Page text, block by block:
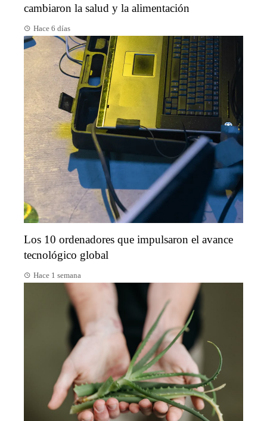
cambiaron la salud y la alimentación
Hace 6 días
Los 10 ordenadores que impulsaron el avance
tecnológico global
Hace 1 semana